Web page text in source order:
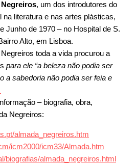
, um dos introdutores do
literatura e nas artes plásticas,
Junho de 1970 – no Hospital de S.
Alto, em Lisboa.
toda a vida procurou a
para ele “a beleza não podia ser
a sabedoria não podia ser feia e
– biografia, obra,
Negreiros:
almada_negreiros.htm
icm2000/icm33/Almada.htm
biografias/almada_negreiros.html